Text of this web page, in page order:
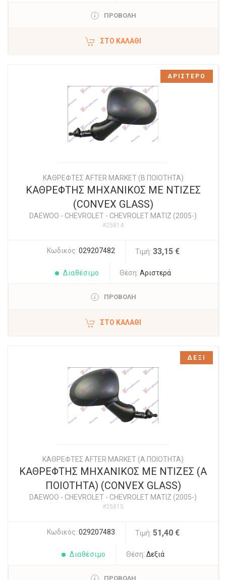
ΠΡΟΒΟΛΗ
ΣΤΟ ΚΑΛΆΘΙ
ΚΑΘΡΕΦΤΕΣ AFTER MARKET (Β ΠΟΙΟΤΗΤΑ)
ΚΑΘΡΕΦΤΗΣ ΜΗΧΑΝΙΚΟΣ ΜΕ ΝΤΙΖΕΣ
(CONVEX GLASS)
DAEWOO - CHEVROLET - CHEVROLET MATIZ (2005-)
#25814
Κωδικός: 029207482 Τιμή: 33,15 €
Διαθέσιμο Θέση: Αριστερά
ΠΡΟΒΟΛΗ
ΣΤΟ ΚΑΛΆΘΙ
ΑΡΙΣΤΕΡΟ
ΚΑΘΡΕΦΤΕΣ AFTER MARKET (Α ΠΟΙΟΤΗΤΑ)
ΚΑΘΡΕΦΤΗΣ ΜΗΧΑΝΙΚΟΣ ΜΕ ΝΤΙΖΕΣ (Α
ΠΟΙΟΤΗΤΑ) (CONVEX GLASS)
DAEWOO - CHEVROLET - CHEVROLET MATIZ (2005-)
#25815
Κωδικός: 029207483 Τιμή: 51,40 €
Διαθέσιμο Θέση: Δεξιά
ΠΡΟΒΟΛΗ
ΔΕΞΙ